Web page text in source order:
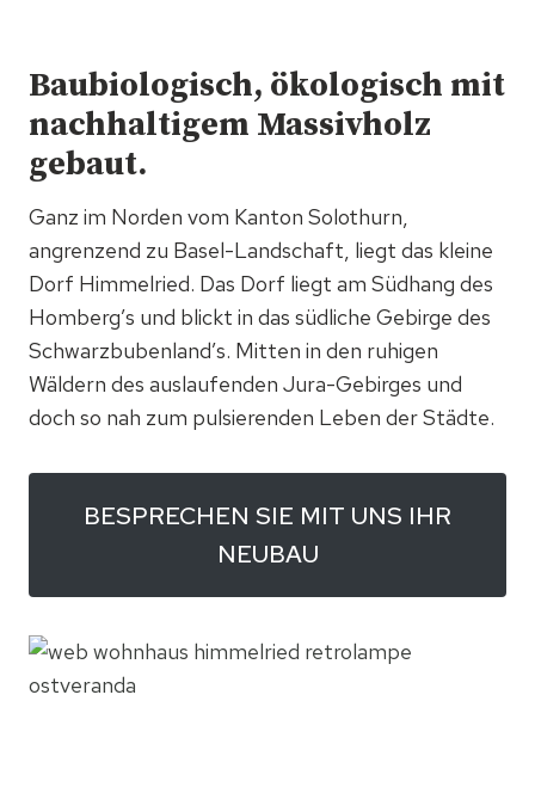
Baubiologisch, ökologisch mit
nachhaltigem Massivholz
gebaut.
Ganz im Norden vom Kanton Solothurn,
angrenzend zu Basel-Landschaft, liegt das kleine
Dorf Himmelried. Das Dorf liegt am Südhang des
Homberg’s und blickt in das südliche Gebirge des
Schwarzbubenland’s. Mitten in den ruhigen
Wäldern des auslaufenden Jura-Gebirges und
doch so nah zum pulsierenden Leben der Städte.
BESPRECHEN SIE MIT UNS IHR
NEUBAU